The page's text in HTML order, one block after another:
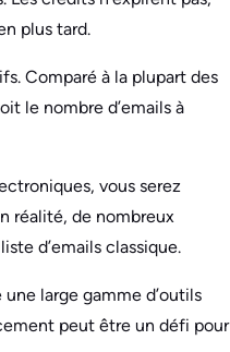
plus tard.
Comparé à la plupart des
le nombre d’emails à
vous serez
réalité, de nombreux
d’emails classique.
large gamme d’outils
peut être un défi pour